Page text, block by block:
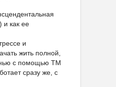
как ее
и
жить полной,
с помощью ТМ
сразу же, с